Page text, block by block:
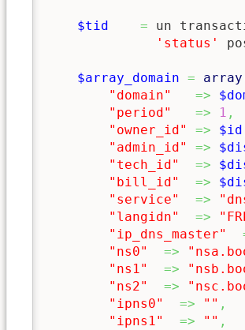
$tid = un
'status'
$array_domain = array
"domain"
=>
"period"
=> 1 ,
"owner_id"
=> $id
"admin_id"
=>
"tech_id"
=>
"bill_id"
=>
"service"
=>
"langidn"
=>
"ip_dns_master"
"ns0"
=>
"ns1"
=>
"ns2"
=>
"ipns0"
=> "" ,
"ipns1"
=> "" ,